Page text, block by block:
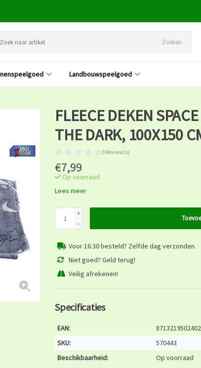
Zoeken
Landbouwspeelgoed
FLEECE DEKEN
THE DARK, 100X150
0 Review(s)
€7,99
Op voorraad
Lees meer
+
-
Voor 16.30 besteld? Zelfde dag verzonden.
Niet goed? Geld terug!
Veilig afrekenen!
Specificaties
EAN:
8713219502402
SKU:
570443
Beschikbaarheid:
Op voorraad